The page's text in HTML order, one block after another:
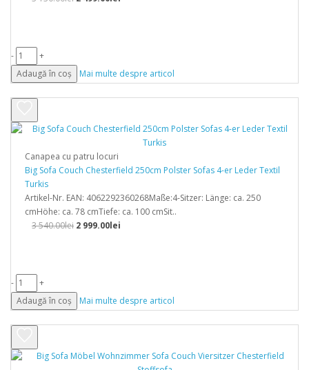
-
+
Adaugă în coș
Mai multe despre articol
Canapea cu patru locuri
Big Sofa Couch Chesterfield 250cm Polster Sofas 4-er Leder Textil
Turkis
Artikel-Nr. EAN: 4062292360268Maße:4-Sitzer: Länge: ca. 250
cmHöhe: ca. 78 cmTiefe: ca. 100 cmSit..
3 540.00lei 2 999.00lei
-
+
Adaugă în coș
Mai multe despre articol